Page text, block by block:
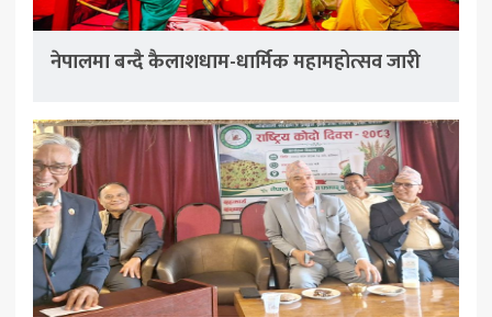
नेपालमा बन्दै कैलाशधाम-धार्मिक महामहोत्सव जारी